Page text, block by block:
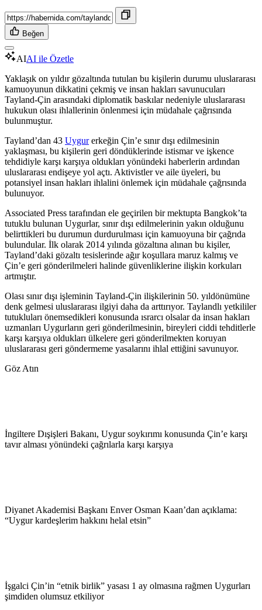
Beğen
AIAI ile Özetle
Yaklaşık on yıldır gözaltında tutulan bu kişilerin durumu uluslararası
kamuoyunun dikkatini çekmiş ve insan hakları savunucuları
Tayland-Çin arasındaki diplomatik baskılar nedeniyle uluslararası
hukukun olası ihlallerinin önlenmesi için müdahale çağrısında
bulunmuştur.
Tayland’dan 43 Uygurerkeğin Çin’e sınır dışı edilmesinin
yaklaşması, bu kişilerin geri döndüklerinde istismar ve işkence
tehdidiyle karşı karşıya oldukları yönündeki haberlerin ardından
uluslararası endişeye yol açtı. Aktivistler ve aile üyeleri, bu
potansiyel insan hakları ihlalini önlemek için müdahale çağrısında
bulunuyor.
Associated Press tarafından ele geçirilen bir mektupta Bangkok’ta
tutuklu bulunan Uygurlar, sınır dışı edilmelerinin yakın olduğunu
belirttikleri bu durumun durdurulması için kamuoyuna bir çağrıda
bulundular. İlk olarak 2014 yılında gözaltına alınan bu kişiler,
Tayland’daki gözaltı tesislerinde ağır koşullara maruz kalmış ve
Çin’e geri gönderilmeleri halinde güvenliklerine ilişkin korkuları
artmıştır.
Olası sınır dışı işleminin Tayland-Çin ilişkilerinin 50. yıldönümüne
denk gelmesi uluslararası ilgiyi daha da arttırıyor. Taylandlı yetkililer
tutukluları önemsedikleri konusunda ısrarcı olsalar da insan hakları
uzmanları Uygurların geri gönderilmesinin, bireyleri ciddi tehditlerle
karşı karşıya oldukları ülkelere geri gönderilmekten koruyan
uluslararası geri göndermeme yasalarını ihlal ettiğini savunuyor.
Göz Atın
İngiltere Dışişleri Bakanı, Uygur soykırımı konusunda Çin’e karşı
tavır alması yönündeki çağrılarla karşı karşıya
Diyanet Akademisi Başkanı Enver Osman Kaan’dan açıklama:
“Uygur kardeşlerim hakkını helal etsin”
İşgalci Çin’in “etnik birlik” yasası 1 ay olmasına rağmen Uygurları
şimdiden olumsuz etkiliyor